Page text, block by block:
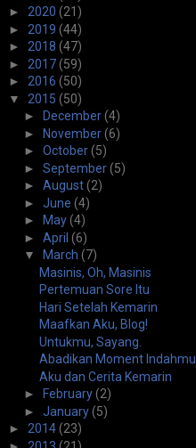
► 2020 (21)
► 2019 (44)
► 2018 (47)
► 2017(59)
► 2016 (50)
▼ 2015 (50)
►
December(4)
► November(6)
► October(5)
► September(5)
► August(2)
► June (4)
►
May(4)
► April (6)
▼
March (7)
Masinis, Oh, Masinis
Pertemuan Sore Itu
Hari Setelah Kemarin
Maafkan Aku, Blog!
Untukmu, Sayang.
Abadikan Moment Indahmu
Aku dan Cerita Kemarin
►
February(2)
► January(5)
► 2014(23)